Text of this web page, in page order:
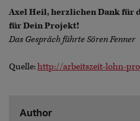
Axel Heil, herzlichen Dank für
für Dein Projekt!
Das Gespräch führte Sören Fenner
Quelle:http://arbeitszeit-lohn-
Author